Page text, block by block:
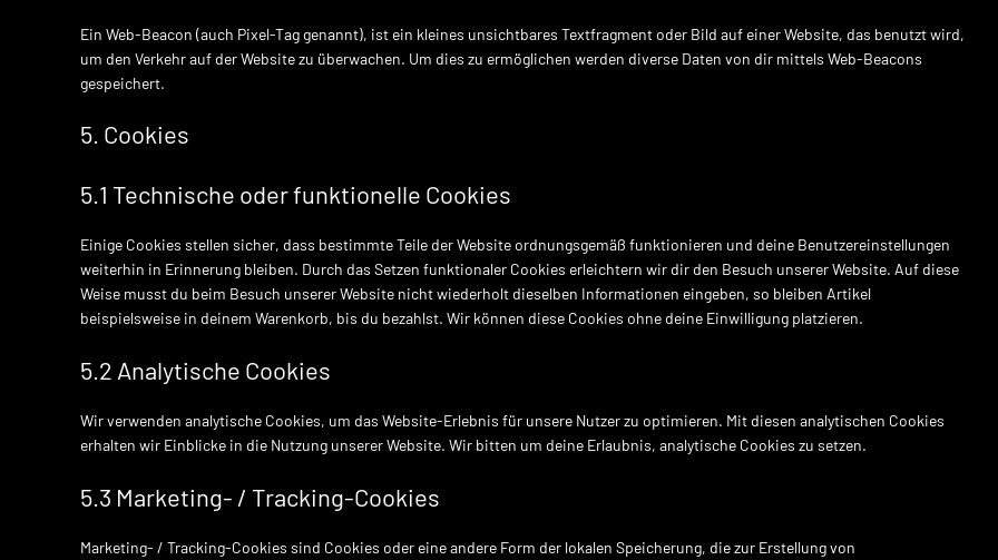
Ein Web-Beacon (auch Pixel-Tag genannt), ist ein kleines unsichtbares Textfragment oder Bild auf einer Website, das benutzt wird,
um den Verkehr auf der Website zu überwachen. Um dies zu ermöglichen werden diverse Daten von dir mittels Web-Beacons
gespeichert.
5. Cookies
5.1 Technische oder funktionelle Cookies
Einige Cookies stellen sicher, dass bestimmte Teile der Website ordnungsgemäß funktionieren und deine Benutzereinstellungen
weiterhin in Erinnerung bleiben. Durch das Setzen funktionaler Cookies erleichtern wir dir den Besuch unserer Website. Auf diese
Weise musst du beim Besuch unserer Website nicht wiederholt dieselben Informationen eingeben, so bleiben Artikel
beispielsweise in deinem Warenkorb, bis du bezahlst. Wir können diese Cookies ohne deine Einwilligung platzieren.
5.2 Analytische Cookies
Wir verwenden analytische Cookies, um das Website-Erlebnis für unsere Nutzer zu optimieren. Mit diesen analytischen Cookies
erhalten wir Einblicke in die Nutzung unserer Website. Wir bitten um deine Erlaubnis, analytische Cookies zu setzen.
5.3 Marketing- / Tracking-Cookies
Marketing- / Tracking-Cookies sind Cookies oder eine andere Form der lokalen Speicherung, die zur Erstellung von